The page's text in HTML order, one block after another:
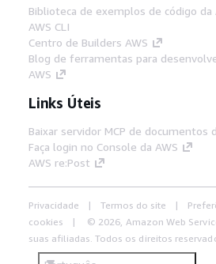
Biblioteca de exemplos de código da
AWS CLI
Centro de Builders AWS
Blog de ferramentas para
AWS
Links Úteis
Baixar servidor MCP de documentos
Faça login no Console da AWS
AWS re:Post
Privacidade Termos do site
cookies
© 2026, Amazon Web
suas afiliadas. Todos os direitos